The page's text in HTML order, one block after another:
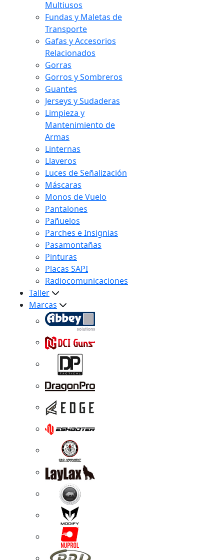
Multiusos
Fundas y Maletas de
Transporte
Gafas y Accesorios
Relacionados
Gorras
Gorros y Sombreros
Guantes
Jerseys y Sudaderas
Limpieza y
Mantenimiento de
Armas
Linternas
Llaveros
Luces de Señalización
Máscaras
Monos de Vuelo
Pantalones
Pañuelos
Parches e Insignias
Pasamontañas
Pinturas
Placas SAPI
Radiocomunicaciones
Taller
Marcas